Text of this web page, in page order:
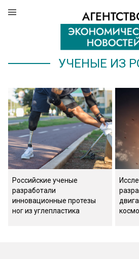
УЧЕНЫЕ ИЗ
Российские ученые
разработали
инновационные протезы
ног из углепластика